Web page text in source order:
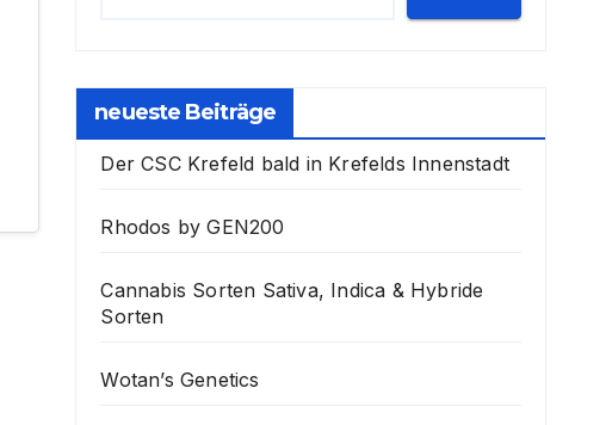
neueste Beiträge
Der CSC Krefeld bald in Krefelds Innenstadt
Rhodos by GEN200
Cannabis Sorten Sativa, Indica & Hybride
Sorten
Wotan’s Genetics